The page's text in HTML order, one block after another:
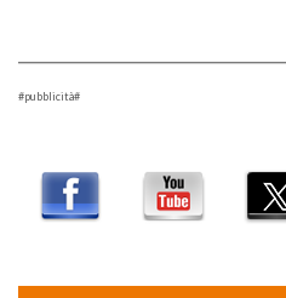
#pubblicità#